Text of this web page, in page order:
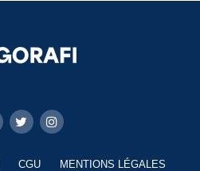
CGU MENTIONS LÉGALES